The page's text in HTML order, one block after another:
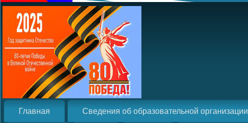
Главная Сведения об образовательной организации